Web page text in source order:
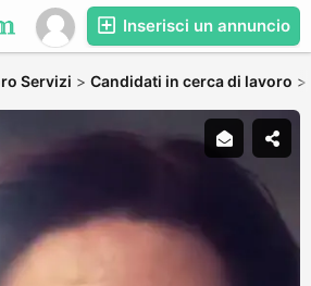
Inserisci un annuncio
Servizi > Candidati in cerca di lavoro >